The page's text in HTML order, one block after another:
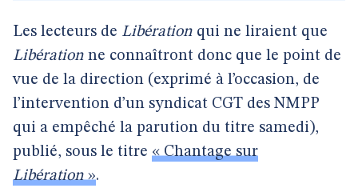
Les lecteurs de Libération qui ne liraient que
Libération ne connaîtront donc que le point de
vue de la direction (exprimé à l’occasion, de
l’intervention d’un syndicat CGT des NMPP
qui a empêché la parution du titre samedi),
publié, sous le titre « Chantage sur
Libération».